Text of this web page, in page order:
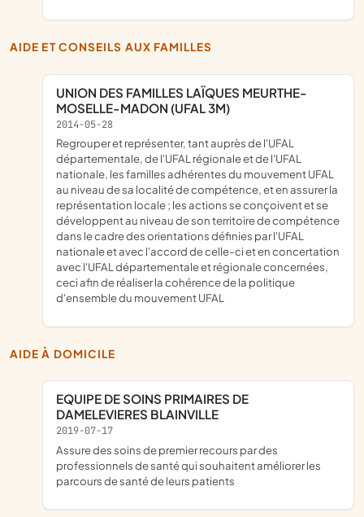
AIDE ET CONSEILS AUX FAMILLES
UNION DES FAMILLES LAÏQUES MEURTHE-
MOSELLE-MADON (UFAL 3M)
2014-05-28
regrouper et représenter, tant auprès de l'UFAL
départementale, de l'UFAL régionale et de l'UFAL
nationale, les familles adhérentes du mouvement UFAL
au niveau de sa localité de compétence, et en assurer la
représentation locale ; les actions se conçoivent et se
développent au niveau de son territoire de compétence
dans le cadre des orientations définies par l'UFAL
nationale et avec l'accord de celle-ci et en concertation
avec l'UFAL départementale et régionale concernées,
ceci afin de réaliser la cohérence de la politique
d'ensemble du mouvement UFAL
AIDE À DOMICILE
EQUIPE DE SOINS PRIMAIRES DE
DAMELEVIERES BLAINVILLE
2019-07-17
assure des soins de premier recours par des
professionnels de santé qui souhaitent améliorer les
parcours de santé de leurs patients